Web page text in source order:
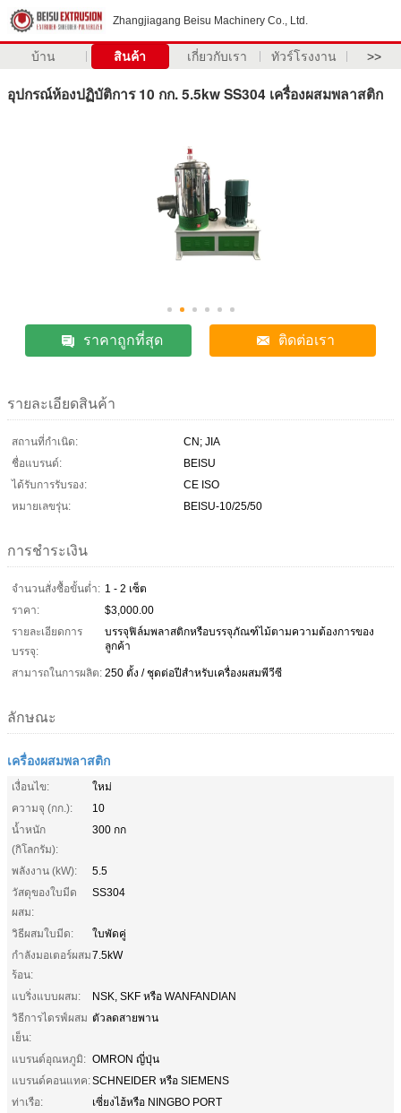
Zhangjiagang Beisu Machinery Co., Ltd.
บ้าน สินค้า เกี่ยวกับเรา ทัวร์โรงงาน >>
อุปกรณ์ห้องปฏิบัติการ 10 กก. 5.5kw SS304 เครื่องผสมพลาสติก
ราคาถูกที่สุด ติดต่อเรา
รายละเอียดสินค้า
สถานที่กำเนิด:
CN; JIA
ชื่อแบรนด์:
BEISU
ได้รับการรับรอง:
CE ISO
หมายเลขรุ่น:
BEISU-10/25/50
การชำระเงิน
จำนวนสั่งซื้อขั้นต่ำ: 1 - 2 เซ็ต
ราคา:
$3,000.00
รายละเอียดการ
บรรจุ:
บรรจุฟิล์มพลาสติกหรือบรรจุภัณฑ์ไม้ตามความต้องการของ
ลูกค้า
สามารถในการผลิต: 250 ตั้ง / ชุดต่อปีสำหรับเครื่องผสมพีวีซี
ลักษณะ
เครื่องผสมพลาสติก
เงื่อนไข:
ใหม่
ความจุ (กก.):
10
น้ำหนัก
(กิโลกรัม):
300 กก
พลังงาน (kW):
5.5
วัสดุของใบมีด
ผสม:
SS304
วิธีผสมใบมีด:
ใบพัดคู่
กำลังมอเตอร์ผสม
ร้อน:
7.5kW
แบริ่งแบบผสม:
NSK, SKF หรือ WANFANDIAN
วิธีการไดรฟ์ผสม
เย็น:
ตัวลดสายพาน
แบรนด์อุณหภูมิ: OMRON ญี่ปุ่น
แบรนด์คอนแทค:SCHNEIDER หรือ SIEMENS
ท่าเรือ:
เซี่ยงไฮ้หรือ NINGBO PORT